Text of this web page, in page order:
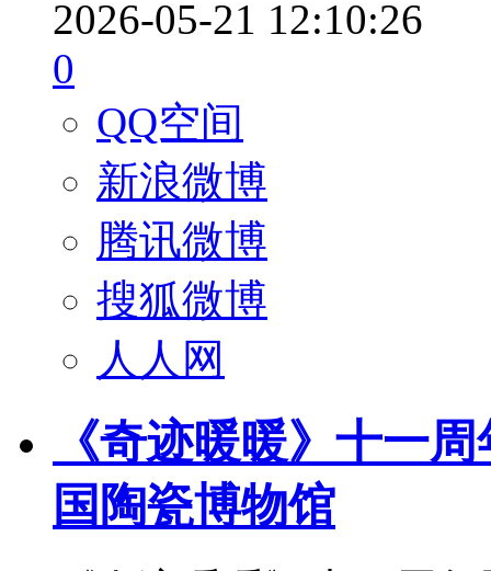
2026-05-21 12:10:26
0
QQ空间
新浪微博
腾讯微博
搜狐微博
人人网
《奇迹暖暖》十一
国陶瓷博物馆